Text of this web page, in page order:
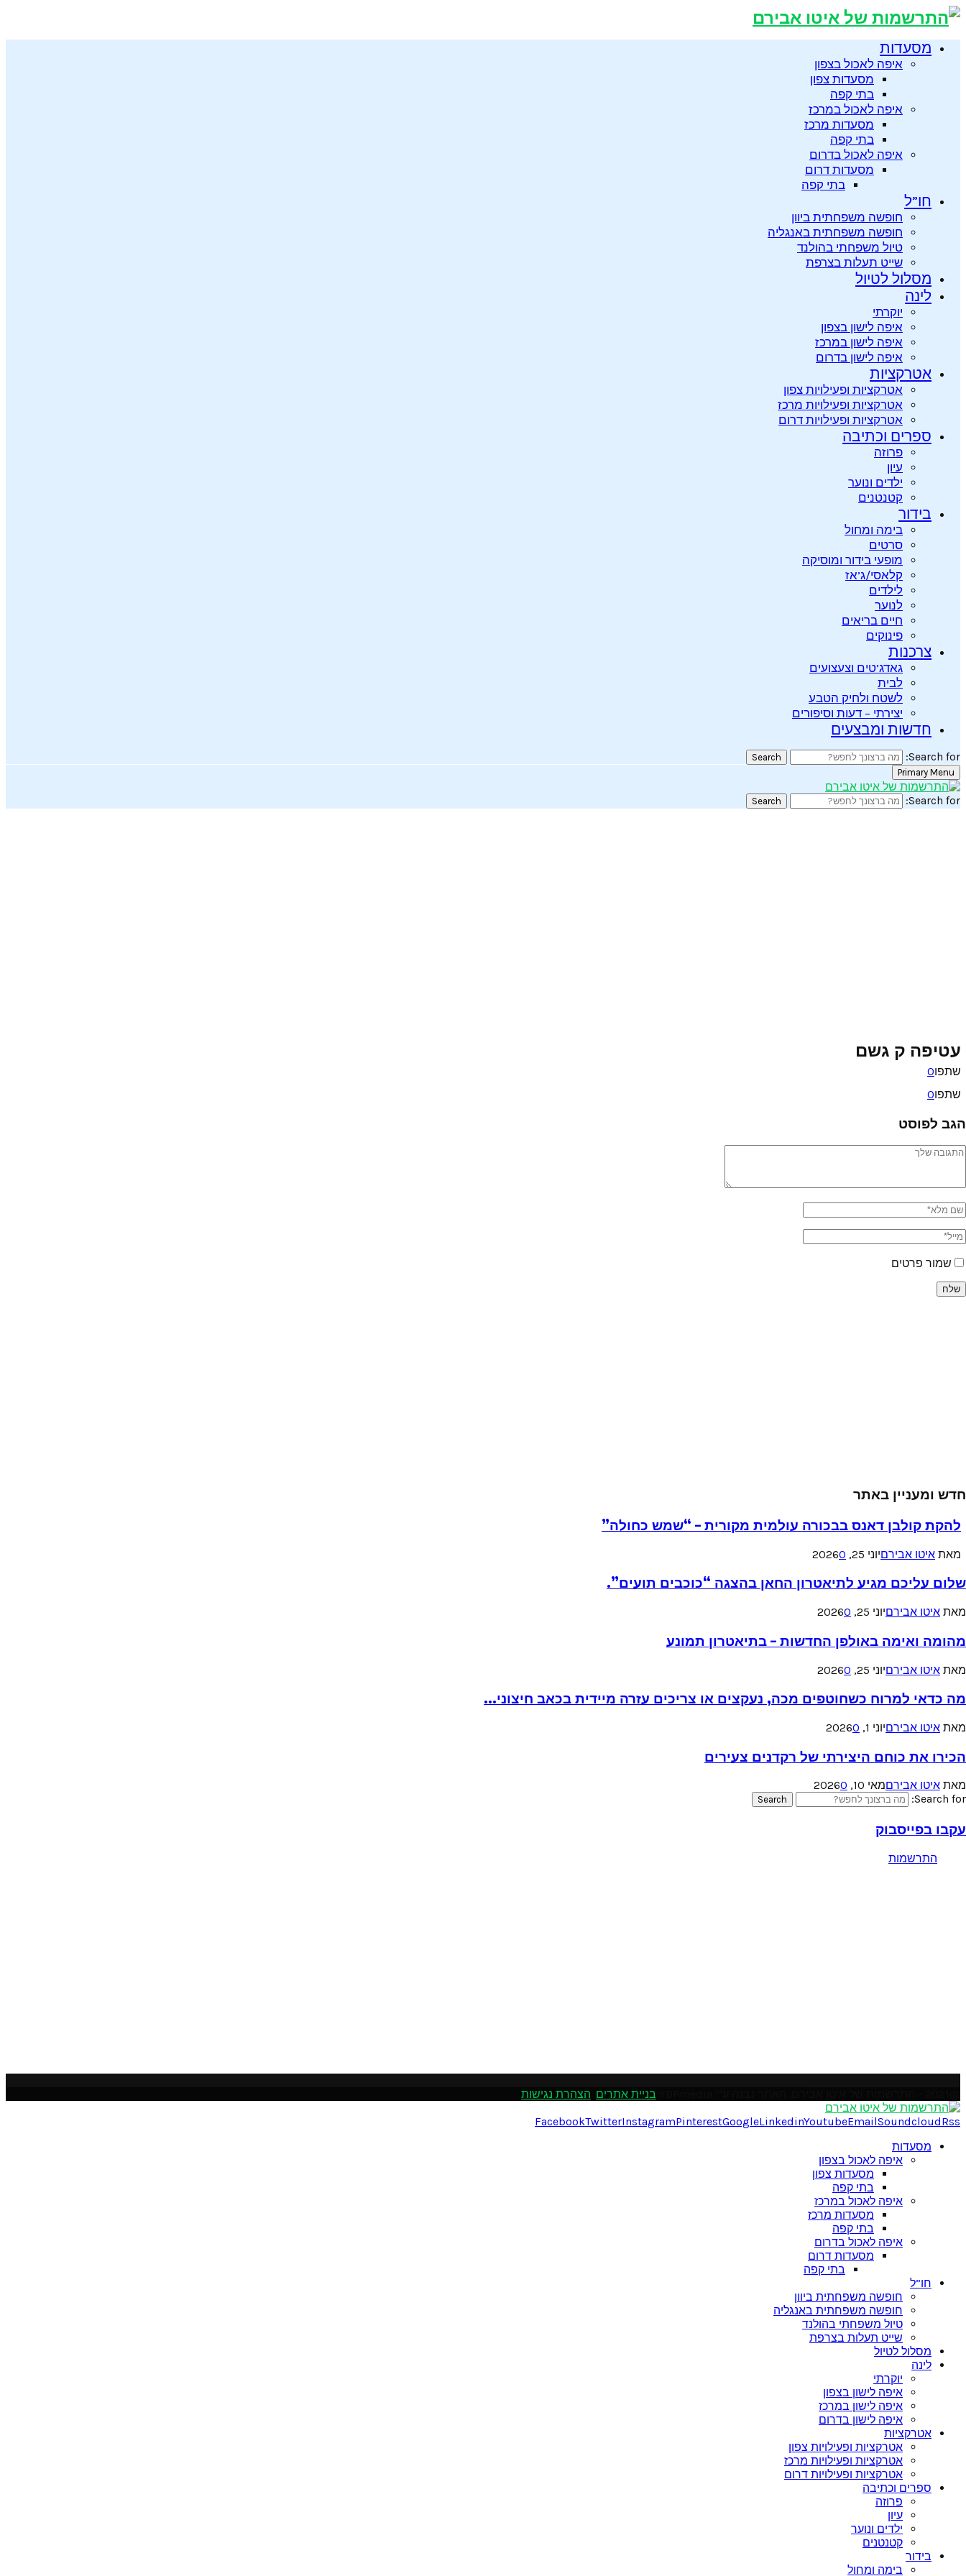
מסעדות
איפה לאכול בצפון
מסעדות צפון
בתי קפה
איפה לאכול במרכז
מסעדות מרכז
בתי קפה
איפה לאכול בדרום
מסעדות דרום
בתי קפה
חו”ל
חופשה משפחתית ביוון
חופשה משפחתית באנגליה
טיול משפחתי בהולנד
שייט תעלות בצרפת
מסלול לטיול
לינה
יוקרתי
איפה לישון בצפון
איפה לישון במרכז
איפה לישון בדרום
אטרקציות
אטרקציות ופעילויות צפון
אטרקציות ופעילויות מרכז
אטרקציות ופעילויות דרום
ספרים וכתיבה
פרוזה
עיון
ילדים ונוער
קטנטנים
בידור
בימה ומחול
סרטים
מופעי בידור ומוסיקה
קלאסי/ג’אז
לילדים
לנוער
חיים בריאים
פינוקים
צרכנות
גאדג’טים וצעצועים
לבית
לשטח ולחיק הטבע
יצירתי – דעות וסיפורים
חדשות ומבצעים
Search for:
Search
Primary Menu
Search for:
Search
עטיפה ק גשם
שתפו0
שתפו0
הגב לפוסט
שמור פרטים
חדש ומעניין באתר
להקת קולבן דאנס בבכורה עולמית מקורית – “שמש כחולה”
מאת איטו אבירםיוני 25, 2026 0
שלום עליכם מגיע לתיאטרון החאן בהצגה “כוכבים תועים”.
מאת איטו אבירםיוני 25, 2026 0
מהומה ואימה באולפן החדשות – בתיאטרון תמונע
מאת איטו אבירםיוני 25, 2026 0
מה כדאי למרוח כשחוטפים מכה, נעקצים או צריכים עזרה מיידית בכאב חיצוני...
מאת איטו אבירםיוני 1, 2026 0
הכירו את כוחם היצירתי של רקדנים צעירים
מאת איטו אבירםמאי 10, 2026
0
Search for:
Search
עקבו בפייסבוק
התרשמות
בניית אתרים הצהרת נגישות
FacebookTwitterInstagramPinterestGoogleLinkedinYoutubeEmailSoundcloudRss
מסעדות
איפה לאכול בצפון
מסעדות צפון
בתי קפה
איפה לאכול במרכז
מסעדות מרכז
בתי קפה
איפה לאכול בדרום
מסעדות דרום
בתי קפה
חו”ל
חופשה משפחתית ביוון
חופשה משפחתית באנגליה
טיול משפחתי בהולנד
שייט תעלות בצרפת
מסלול לטיול
לינה
יוקרתי
איפה לישון בצפון
איפה לישון במרכז
איפה לישון בדרום
אטרקציות
אטרקציות ופעילויות צפון
אטרקציות ופעילויות מרכז
אטרקציות ופעילויות דרום
ספרים וכתיבה
פרוזה
עיון
ילדים ונוער
קטנטנים
בידור
בימה ומחול